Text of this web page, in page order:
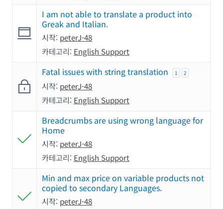
I am not able to translate a product into
Greak and Italian.
시작: peterJ-48
카테고리: English Support
Fatal issues with string translation 1 2
시작: peterJ-48
카테고리: English Support
Breadcrumbs are using wrong language for
Home
시작: peterJ-48
카테고리: English Support
Min and max price on variable products not
copied to secondary Languages.
시작: peterJ-48